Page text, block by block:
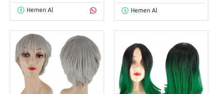
Hemen Al Hemen Al